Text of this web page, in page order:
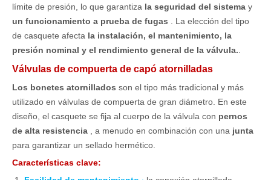
límite de presión, lo que garantiza la seguridad del sistema y
un funcionamiento a prueba de fugas
. La elección del tipo
de casquete afecta la instalación, el mantenimiento, la
presión nominal y el rendimiento general de la válvula.
Válvulas de compuerta de capó atornilladas
Los bonetes atornillados son el tipo más tradicional y más
utilizado en válvulas de compuerta de gran diámetro. En este
diseño, el casquete se fija al cuerpo de la válvula con pernos
de alta resistencia
, a menudo en combinación con una junta
para garantizar un sellado hermético.
Características clave: